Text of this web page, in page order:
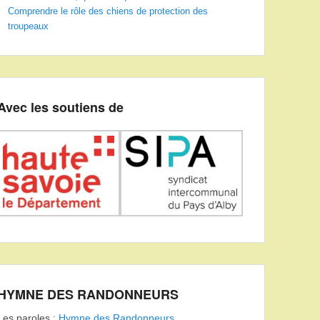
Comprendre le rôle des chiens de protection des
troupeaux
les soutiens de
DES RANDONNEURS